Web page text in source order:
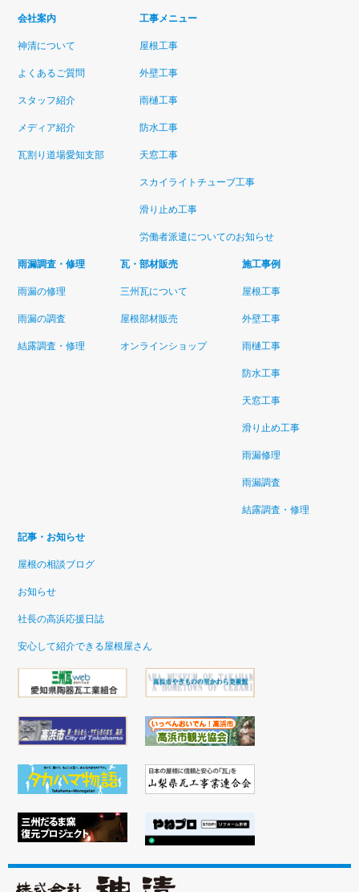
会社案内
神清について
よくあるご質問
スタッフ紹介
メディア紹介
瓦割り道場愛知支部
工事メニュー
屋根工事
外壁工事
雨樋工事
防水工事
天窓工事
スカイライトチューブ工事
滑り止め工事
労働者派遣についてのお知らせ
雨漏調査・修理
雨漏の修理
雨漏の調査
結露調査・修理
瓦・部材販売
三州瓦について
屋根部材販売
オンラインショップ
施工事例
屋根工事
外壁工事
雨樋工事
防水工事
天窓工事
滑り止め工事
雨漏修理
雨漏調査
結露調査・修理
記事・お知らせ
屋根の相談ブログ
お知らせ
社長の高浜応援日誌
安心して紹介できる屋根屋さん